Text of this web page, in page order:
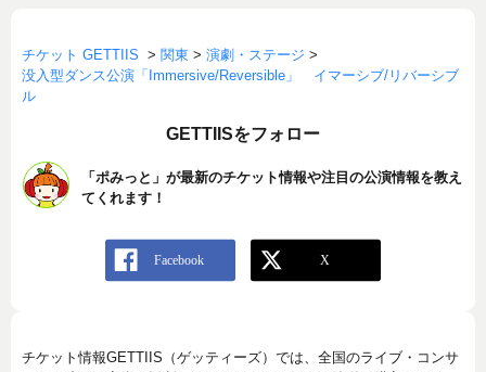
チケット GETTIIS > 関東 > 演劇・ステージ >
没入型ダンス公演「Immersive/Reversible」 イマーシブ/リバーシブ
ル
GETTIISをフォロー
「ポみっと」が最新のチケット情報や注目の公演情報を教え
てくれます！
チケット情報GETTIIS（ゲッティーズ）では、全国のライブ・コンサ